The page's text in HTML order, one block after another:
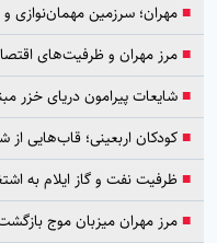
■مهران؛ سرزمین
■مرز مهران و ظرفیت‌های
■شایعات پیرامون دریای خزر
■کودکان اربعینی؛ قاب‌هایی از
■ظرفیت نفت و گاز ایلام به
■مرز مهران میزبان موج بازگشت